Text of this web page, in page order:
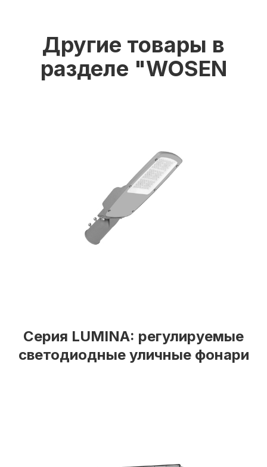
Другие товары в
разделе "WOSEN
Серия LUMINA: регулируемые
светодиодные уличные фонари